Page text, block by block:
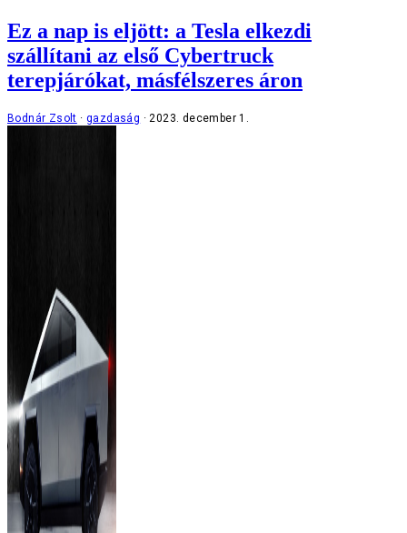
Ez a nap is eljött: a Tesla elkezdi
szállítani az első Cybertruck
terepjárókat, másfélszeres áron
Bodnár Zsolt gazdaság 2023. december 1.